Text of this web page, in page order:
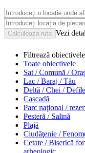
Vezi
Filtrează
Toate obiectivele
Sat / Comună /
Lac / Baraj / Tău
Deltă / Chei /
Cascadă
Parc naţional /
Pesteră / Salină
Plajă
Ciudăţenie /
Cetate / Biserică
arheologic